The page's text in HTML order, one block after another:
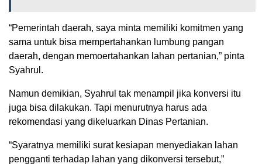
“Pemerintah daerah, saya minta memiliki komitmen yang
sama untuk bisa mempertahankan lumbung pangan
daerah, dengan memoertahankan lahan pertanian,” pinta
Syahrul.
Namun demikian, Syahrul tak menampil jika konversi itu
juga bisa dilakukan. Tapi menurutnya harus ada
rekomendasi yang dikeluarkan Dinas Pertanian.
“Syaratnya memiliki surat kesiapan menyediakan lahan
pengganti terhadap lahan yang dikonversi tersebut,”